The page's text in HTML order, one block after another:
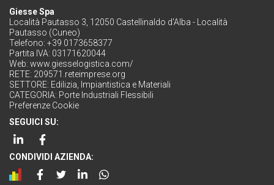
Giesse Spa
Località Pautasso 3, 12050 Castellinaldo d'Alba - Località
Pautasso (Cuneo)
Telefono: +39 0173658377
Partita IVA: 03171620044
Web: www.giesselogistica.com/
RETE: 209571.reteimprese.org
SETTORE: Edilizia, Impiantistica e Materiali
CATEGORIA: Porte Industriali Flessibili
Preferenze Cookie
SEGUICI SU:
CONDIVIDI AZIENDA: